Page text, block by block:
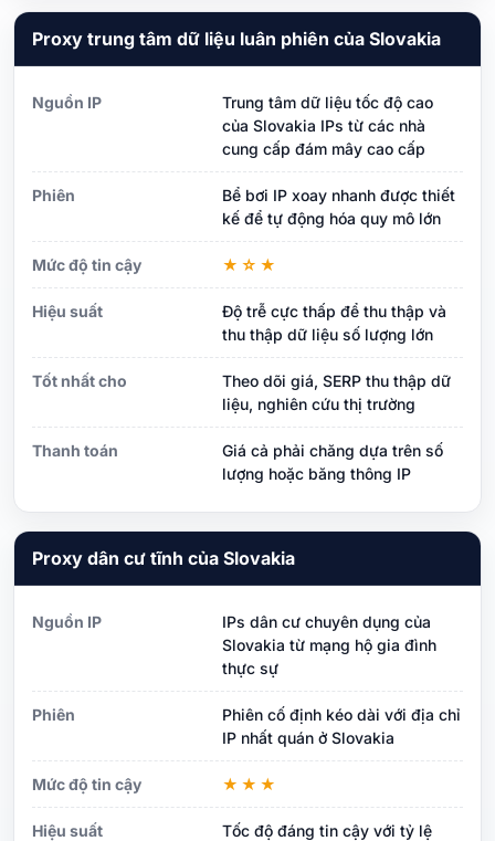
Proxy trung tâm dữ liệu luân phiên của Slovakia
Nguồn IP
Trung tâm dữ liệu tốc độ cao
của Slovakia IPs từ các nhà
cung cấp đám mây cao cấp
Phiên
Bể bơi IP xoay nhanh được thiết
kế để tự động hóa quy mô lớn
Mức độ tin cậy ★☆★
Hiệu suất
Độ trễ cực thấp để thu thập và
thu thập dữ liệu số lượng lớn
Tốt nhất cho
Theo dõi giá, SERP thu thập dữ
liệu, nghiên cứu thị trường
Thanh toán
Giá cả phải chăng dựa trên số
lượng hoặc băng thông IP
Proxy dân cư tĩnh của Slovakia
Nguồn IP
IPs dân cư chuyên dụng của
Slovakia từ mạng hộ gia đình
thực sự
Phiên
Phiên cố định kéo dài với địa chỉ
IP nhất quán ở Slovakia
Mức độ tin cậy ★★★
Hiệu suất
Tốc độ đáng tin cậy với tỷ lệ